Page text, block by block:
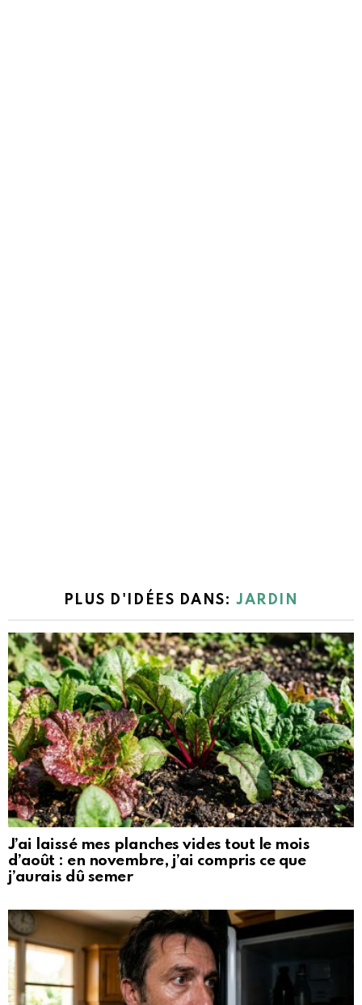
PLUS D'IDÉES DANS:JARDIN
J’ai laissé mes planches vides tout le mois
d’août : en novembre, j’ai compris ce que
j’aurais dû semer